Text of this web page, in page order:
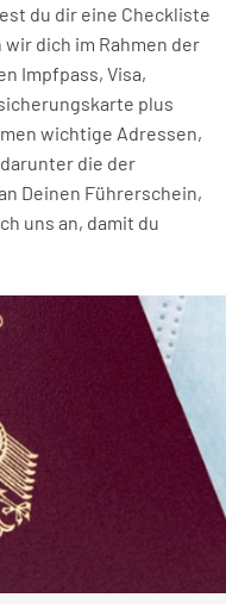
du dir eine Checkliste
dich im Rahmen der
Impfpass, Visa,
plus
wichtige Adressen,
die der
Deinen Führerschein,
uns an, damit du